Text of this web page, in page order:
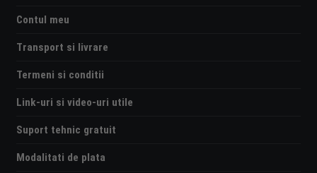
Contul meu
Transport si livrare
Termeni si conditii
Link-uri si video-uri utile
Suport tehnic gratuit
Modalitati de plata